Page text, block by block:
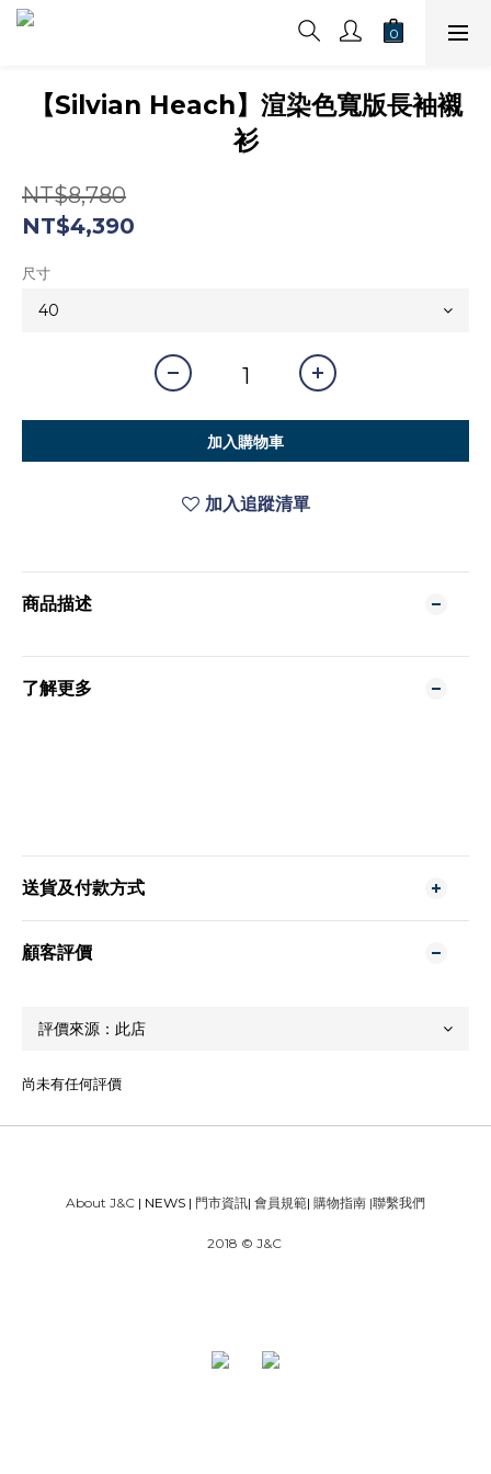
【Silvian Heach】渲染色寬版長袖襯
衫
NT$8,780
NT$4,390
尺寸
加入購物車
加入追蹤清單
商品描述
了解更多
送貨及付款方式
顧客評價
尚未有任何評價
About J&C | NEWS | 門市資訊| 會員規範| 購物指南 |聯繫我們
2018 © J&C